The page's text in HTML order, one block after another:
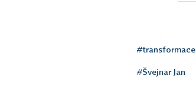
#transformace
#Švejnar Jan